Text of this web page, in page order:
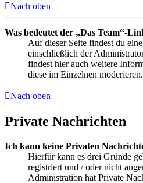
Nach oben
Was bedeutet der „Das Team“-
Auf dieser Seite findest du
einschließlich der
findest hier auch weitere
diese im Einzelnen moderieren.
Nach oben
Private Nachrichten
Ich kann keine Privaten
Hierfür kann es drei Gründe
registriert und / oder nicht
Administration hat Private